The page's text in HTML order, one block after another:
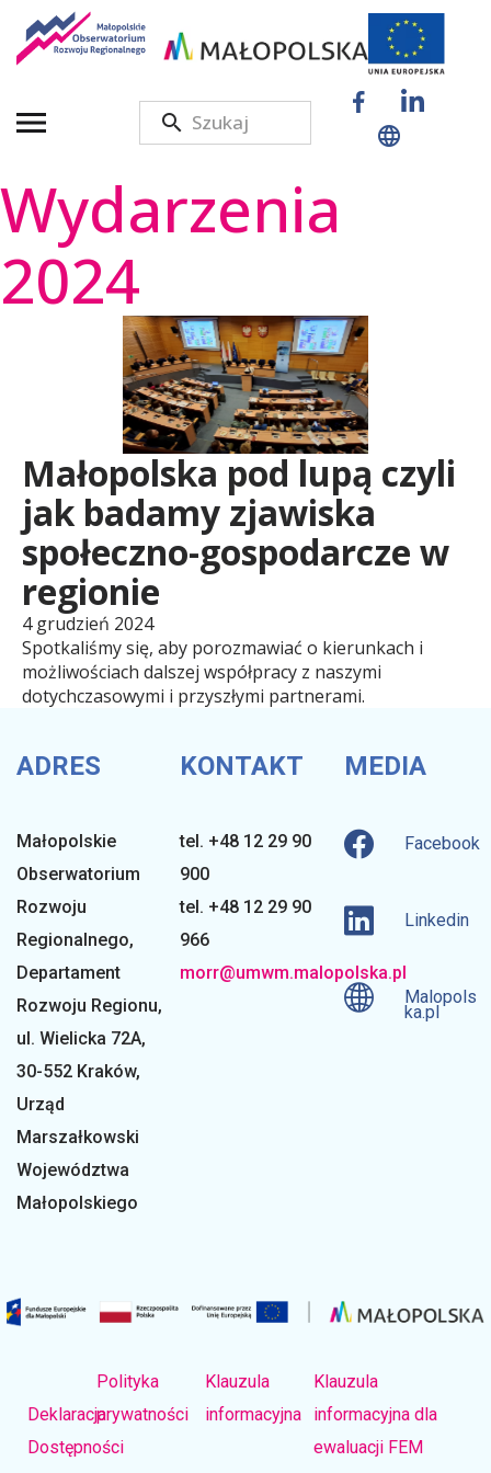
M
a
ł
o
o
l
s
k
i
e
O
b
s
e
r
a
t
o
Wydarzenia
2024
Małopolska pod lupą czyli
jak badamy zjawiska
społeczno-gospodarcze w
regionie
4 grudzień 2024
Spotkaliśmy się, aby porozmawiać o kierunkach i
możliwościach dalszej współpracy z naszymi
dotychczasowymi i przyszłymi partnerami.
ADRES
Małopolskie
Obserwatorium
Rozwoju
Regionalnego,
Departament
Rozwoju Regionu,
ul. Wielicka 72A,
30-552 Kraków,
Urząd
Marszałkowski
Województwa
Małopolskiego
KONTAKT
tel. +48 12 29 90
900
tel. +48 12 29 90
966
morr@umwm.malopolska.pl
MEDIA
Facebook
Linkedin
Malopols
ka.pl
Deklaracja
Dostępności
Polityka
prywatności
Klauzula
informacyjna
Klauzula
informacyjna dla
ewaluacji FEM